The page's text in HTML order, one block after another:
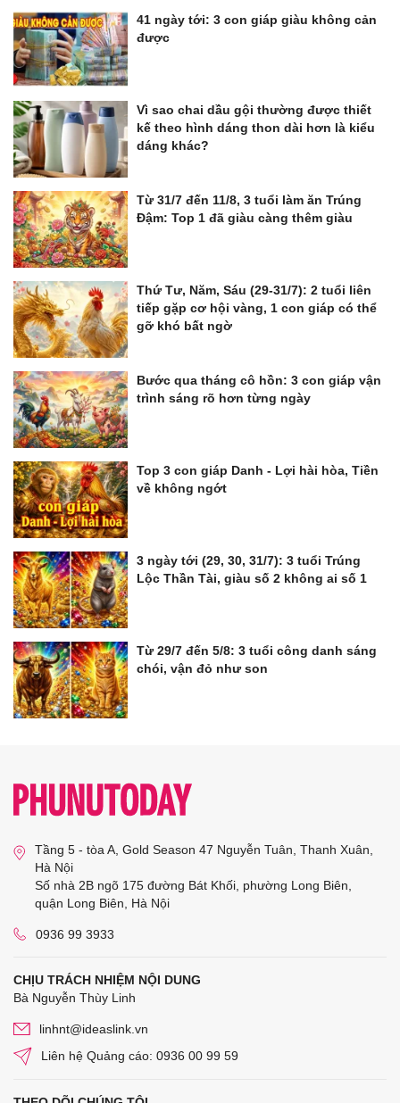
41 ngày tới: 3 con giáp giàu không cản
được
Vì sao chai dầu gội thường được thiết
kế theo hình dáng thon dài hơn là kiểu
dáng khác?
Từ 31/7 đến 11/8, 3 tuổi làm ăn Trúng
Đậm: Top 1 đã giàu càng thêm giàu
Thứ Tư, Năm, Sáu (29-31/7): 2 tuổi liên
tiếp gặp cơ hội vàng, 1 con giáp có thể
gỡ khó bất ngờ
Bước qua tháng cô hồn: 3 con giáp vận
trình sáng rõ hơn từng ngày
Top 3 con giáp Danh - Lợi hài hòa, Tiền
về không ngớt
3 ngày tới (29, 30, 31/7): 3 tuổi Trúng
Lộc Thần Tài, giàu số 2 không ai số 1
Từ 29/7 đến 5/8: 3 tuổi công danh sáng
chói, vận đỏ như son
Tầng 5 - tòa A, Gold Season 47 Nguyễn Tuân, Thanh Xuân,
Hà Nội
Số nhà 2B ngõ 175 đường Bát Khối, phường Long Biên,
quận Long Biên, Hà Nội
0936 99 3933
CHỊU TRÁCH NHIỆM NỘI DUNG
Bà Nguyễn Thùy Linh
linhnt@ideaslink.vn
Liên hệ Quảng cáo: 0936 00 99 59